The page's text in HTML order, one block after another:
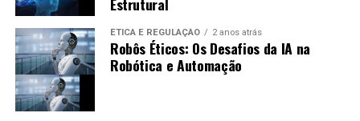
da privacidade dos usuários.
promete melhorar isso com uma quantidade menor
de dados mas maior qualidade.
Principais Pesquisas e Avanços
Recentes
ÉTICA E REGULAÇÃO 2 anos atrás
Robôs Éticos: Os Desafios da IA na
Robótica e Automação